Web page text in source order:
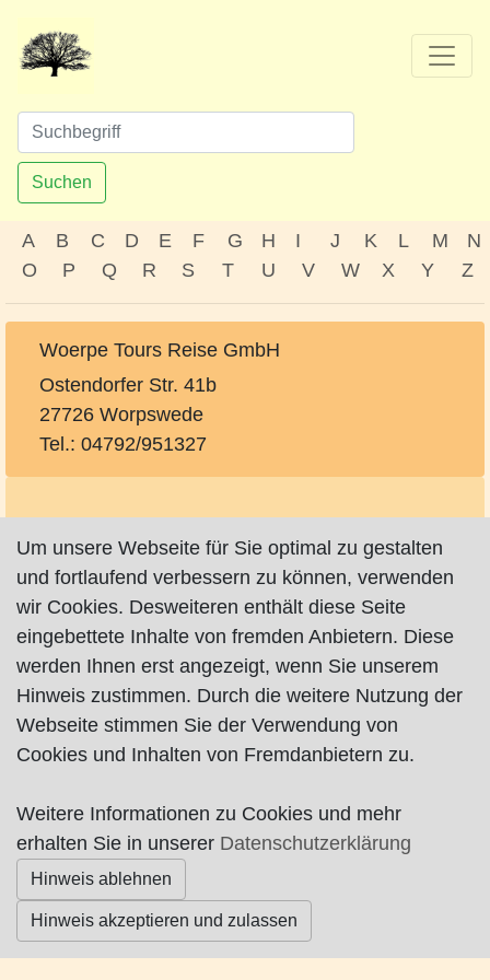
Suchen
A B C D E F G H I J K L M
N
O
P Q R S T U V W X Y Z
Woerpe Tours Reise GmbH
Ostendorfer Str. 41b
27726 Worpswede
Tel.: 04792/951327
Impressum| Datenschutz|AGB
© Worpswede24 2015-2026
Um unsere Webseite für Sie optimal zu gestalten
und fortlaufend verbessern zu können, verwenden
wir Cookies. Desweiteren enthält diese Seite
eingebettete Inhalte von fremden Anbietern. Diese
werden Ihnen erst angezeigt, wenn Sie unserem
Hinweis zustimmen. Durch die weitere Nutzung der
Webseite stimmen Sie der Verwendung von
Cookies und Inhalten von Fremdanbietern zu.
Weitere Informationen zu Cookies und mehr
erhalten Sie in unserer Datenschutzerklärung
Hinweis ablehnen
Hinweis akzeptieren und zulassen